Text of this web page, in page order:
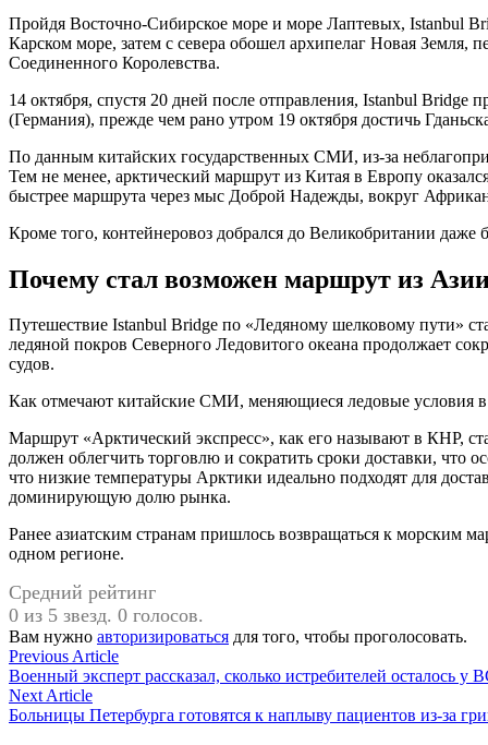
Пройдя Восточно-Сибирское море и море Лаптевых, Istanbul
Карском море, затем с севера обошел архипелаг Новая Земля,
Соединенного Королевства.
14 октября, спустя 20 дней после отправления, Istanbul Bridge
(Германия), прежде чем рано утром 19 октября достичь
По данным китайских государственных СМИ, из-за
Тем не менее, арктический маршрут из Китая в Европу
быстрее маршрута через мыс Доброй Надежды, вокруг
Кроме того, контейнеровоз добрался до Великобритании
Почему стал возможен маршрут из
Путешествие Istanbul Bridge по «Ледяному шелковому пути»
ледяной покров Северного Ледовитого океана продолжает
судов.
Как отмечают китайские СМИ, меняющиеся ледовые условия
Маршрут «Арктический экспресс», как его называют в КНР,
должен облегчить торговлю и сократить сроки доставки, что
что низкие температуры Арктики идеально подходят для
доминирующую долю рынка.
Ранее азиатским странам пришлось возвращаться к морским
одном регионе.
Средний рейтинг
0 из 5 звезд. 0 голосов.
Вам нужно авторизироваться для того, чтобы проголосовать.
Навигация
по
записям
Previous ArticlePrevious
article:
Военный эксперт рассказал, сколько истребителей осталось у
Next ArticleNext
article:
Больницы Петербурга готовятся к наплыву пациентов из-за